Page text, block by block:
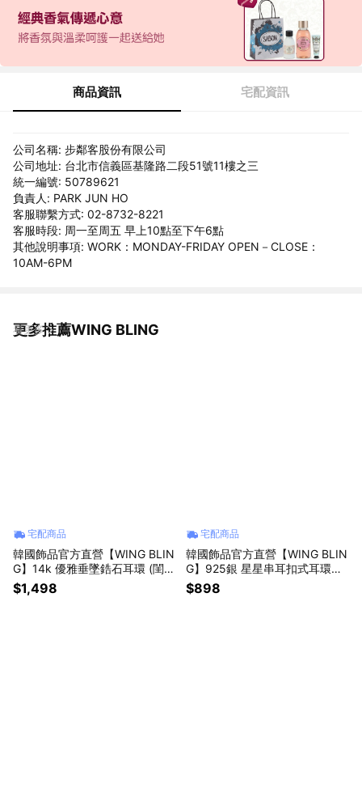
商品資訊 宅配資訊
公司名稱: 步鄰客股份有限公司
公司地址: 台北市信義區基隆路二段51號11樓之三
統一編號: 50789621
負責人: PARK JUN HO
客服聯繫方式: 02-8732-8221
客服時段: 周一至周五 早上10點至下午6點
其他說明事項: WORK：MONDAY-FRIDAY OPEN－CLOSE：
10AM-6PM
更多推薦WING BLING
看更多
宅配商品
韓國飾品官方直營【WING BLIN
G】14k 優雅垂墜鋯石耳環 (閨蜜
禮物 | 情人送禮 | 獅子座生日禮
物🎁)
$1,498
宅配商品
韓國飾品官方直營【WING BLIN
G】925銀 星星串耳扣式耳環
(閨蜜禮物 | 情人送禮 | 獅子座生
日禮物🎁)
$898